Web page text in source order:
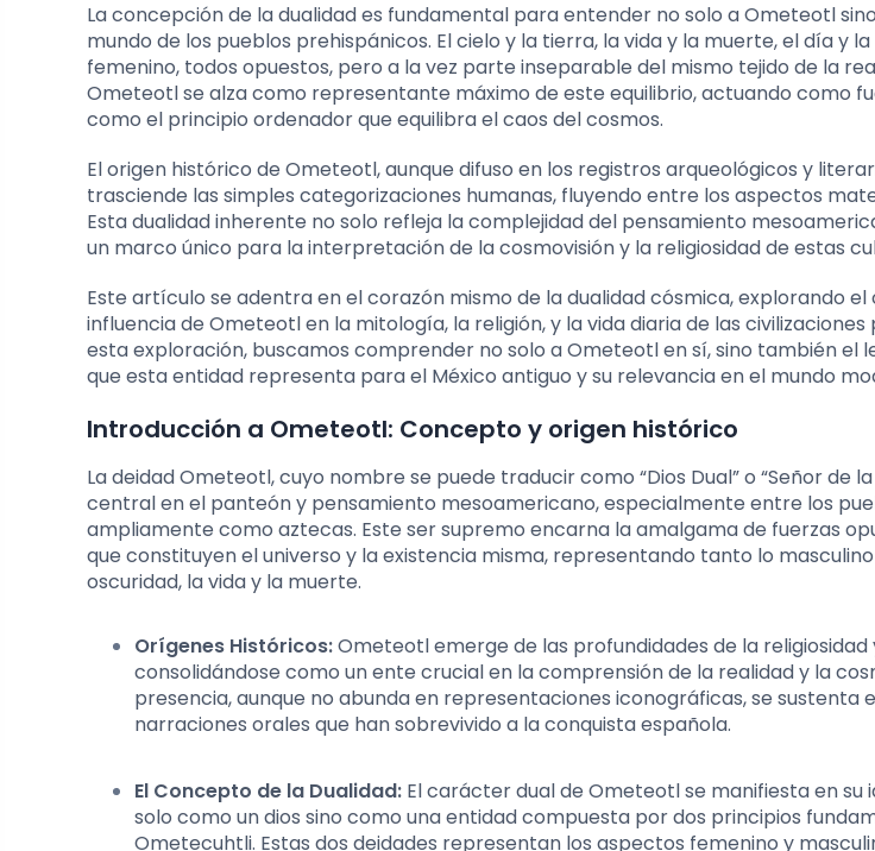
La concepción de la dualidad es fundamental para entender no solo a Ometeotl
mundo de los pueblos prehispánicos. El cielo y la tierra, la vida y la muerte, el día y
femenino, todos opuestos, pero a la vez parte inseparable del mismo tejido de la
Ometeotl se alza como representante máximo de este equilibrio, actuando como
como el principio ordenador que equilibra el caos del cosmos.
El origen histórico de Ometeotl, aunque difuso en los registros arqueológicos y
trasciende las simples categorizaciones humanas, fluyendo entre los aspectos
Esta dualidad inherente no solo refleja la complejidad del pensamiento
un marco único para la interpretación de la cosmovisión y la religiosidad de estas
Este artículo se adentra en el corazón mismo de la dualidad cósmica, explorando
influencia de Ometeotl en la mitología, la religión, y la vida diaria de las
esta exploración, buscamos comprender no solo a Ometeotl en sí, sino también el
que esta entidad representa para el México antiguo y su relevancia en el mundo
Introducción a Ometeotl: Concepto y origen histórico
La deidad Ometeotl, cuyo nombre se puede traducir como “Dios Dual” o “Señor de
central en el panteón y pensamiento mesoamericano, especialmente entre los
ampliamente como aztecas. Este ser supremo encarna la amalgama de fuerzas
que constituyen el universo y la existencia misma, representando tanto lo
oscuridad, la vida y la muerte.
Orígenes Históricos:Ometeotl emerge de las profundidades de la
consolidándose como un ente crucial en la comprensión de la realidad y la
presencia, aunque no abunda en representaciones iconográficas, se sustenta
narraciones orales que han sobrevivido a la conquista española.
El Concepto de la Dualidad: El carácter dual de Ometeotl se manifiesta en su
solo como un dios sino como una entidad compuesta por dos principios
Ometecuhtli. Estas dos deidades representan los aspectos femenino y